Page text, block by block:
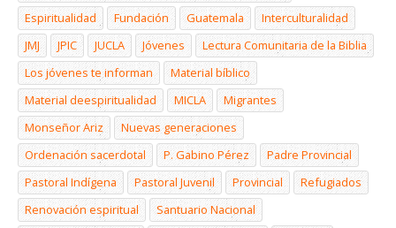
Espiritualidad
Fundación Guatemala
Interculturalidad
JMJ
JPIC JUCLA Jóvenes
Lectura Comunitaria de la Biblia
Los jóvenes te informan
Material bíblico
Material deespiritualidad
MICLA
Migrantes
Monseñor Ariz
Nuevas generaciones
Ordenación sacerdotal
P. Gabino Pérez
Padre Provincial
Pastoral Indígena
Pastoral Juvenil Provincial
Refugiados
Renovación espiritual
Santuario Nacional